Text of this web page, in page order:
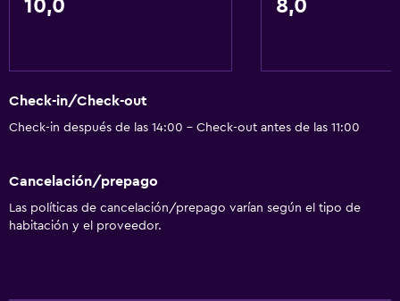
10,0 8,0
Check-in/Check-out
Check-in después de las 14:00 - Check-out antes de las 11:00
Cancelación/prepago
Las políticas de cancelación/prepago varían según el tipo de
habitación y el proveedor.